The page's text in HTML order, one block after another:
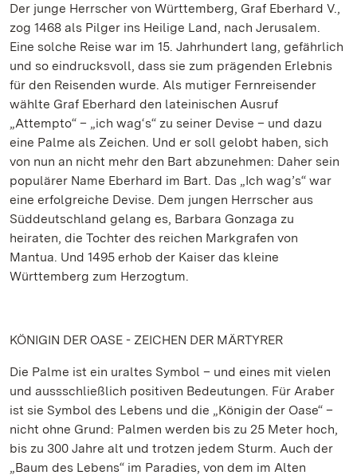
Der junge Herrscher von Württemberg, Graf Eberhard V.,
zog 1468 als Pilger ins Heilige Land, nach Jerusalem.
Eine solche Reise war im 15. Jahrhundert lang, gefährlich
und so eindrucksvoll, dass sie zum prägenden Erlebnis
für den Reisenden wurde. Als mutiger Fernreisender
wählte Graf Eberhard den lateinischen Ausruf
„Attempto“ – „ich wag‘s“ zu seiner Devise – und dazu
eine Palme als Zeichen. Und er soll gelobt haben, sich
von nun an nicht mehr den Bart abzunehmen: Daher sein
populärer Name Eberhard im Bart. Das „Ich wag’s“ war
eine erfolgreiche Devise. Dem jungen Herrscher aus
Süddeutschland gelang es, Barbara Gonzaga zu
heiraten, die Tochter des reichen Markgrafen von
Mantua. Und 1495 erhob der Kaiser das kleine
Württemberg zum Herzogtum.
KÖNIGIN DER OASE - ZEICHEN DER MÄRTYRER
Die Palme ist ein uraltes Symbol – und eines mit vielen
und aussschließlich positiven Bedeutungen. Für Araber
ist sie Symbol des Lebens und die „Königin der Oase“ –
nicht ohne Grund: Palmen werden bis zu 25 Meter hoch,
bis zu 300 Jahre alt und trotzen jedem Sturm. Auch der
„Baum des Lebens“ im Paradies, von dem im Alten